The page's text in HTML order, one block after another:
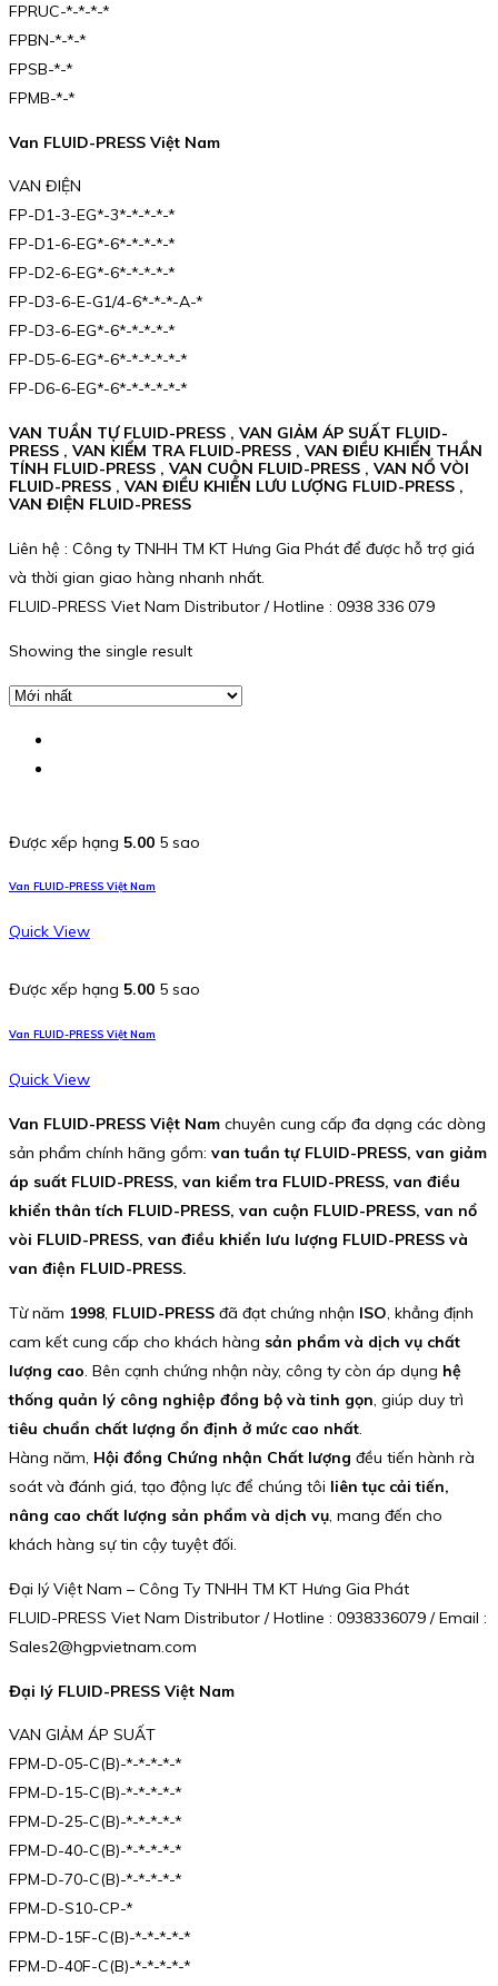
FPRUC-*-*-*-*
FPBN-*-*-*
FPSB-*-*
FPMB-*-*
Van FLUID-PRESS Việt Nam
VAN ĐIỆN
FP-D1-3-EG*-3*-*-*-*-*
FP-D1-6-EG*-6*-*-*-*-*
FP-D2-6-EG*-6*-*-*-*-*
FP-D3-6-E-G1/4-6*-*-*-A-*
FP-D3-6-EG*-6*-*-*-*-*
FP-D5-6-EG*-6*-*-*-*-*-*
FP-D6-6-EG*-6*-*-*-*-*-*
VAN TUẦN TỰ FLUID-PRESS , VAN GIẢM ÁP SUẤT FLUID-
PRESS , VAN KIỂM TRA FLUID-PRESS , VAN ĐIỀU KHIỂN THẦN
TÍNH FLUID-PRESS , VAN CUỘN FLUID-PRESS , VAN NỔ VÒI
FLUID-PRESS , VAN ĐIỀU KHIỂN LƯU LƯỢNG FLUID-PRESS ,
VAN ĐIỆN FLUID-PRESS
Liên hệ : Công ty TNHH TM KT Hưng Gia Phát để được hỗ trợ giá
và thời gian giao hàng nhanh nhất.
FLUID-PRESS Viet Nam Distributor / Hotline : 0938 336 079
Showing the single result
Được xếp hạng 5.00 5 sao
Van FLUID-PRESS Việt Nam
Quick View
Được xếp hạng 5.00 5 sao
Van FLUID-PRESS Việt Nam
Quick View
Van FLUID-PRESS Việt Nam chuyên cung cấp đa dạng các dòng
sản phẩm chính hãng gồm: van tuần tự FLUID-PRESS, van giảm
áp suất FLUID-PRESS, van kiểm tra FLUID-PRESS, van điều
khiển thân tích FLUID-PRESS, van cuộn FLUID-PRESS, van nổ
vòi FLUID-PRESS, van điều khiển lưu lượng FLUID-PRESS và
van điện FLUID-PRESS.
Từ năm 1998, FLUID-PRESS đã đạt chứng nhận ISO, khẳng định
cam kết cung cấp cho khách hàng sản phẩm và dịch vụ chất
lượng cao. Bên cạnh chứng nhận này, công ty còn áp dụng hệ
thống quản lý công nghiệp đồng bộ và tinh gọn, giúp duy trì
tiêu chuẩn chất lượng ổn định ở mức cao nhất.
Hàng năm, Hội đồng Chứng nhận Chất lượng đều tiến hành rà
soát và đánh giá, tạo động lực để chúng tôi liên tục cải tiến,
nâng cao chất lượng sản phẩm và dịch vụ, mang đến cho
khách hàng sự tin cậy tuyệt đối.
Đại lý Việt Nam – Công Ty TNHH TM KT Hưng Gia Phát
FLUID-PRESS Viet Nam Distributor / Hotline : 0938336079 / Email :
Sales2@hgpvietnam.com
Đại lý FLUID-PRESS Việt Nam
VAN GIẢM ÁP SUẤT
FPM-D-05-C(B)-*-*-*-*-*
FPM-D-15-C(B)-*-*-*-*-*
FPM-D-25-C(B)-*-*-*-*-*
FPM-D-40-C(B)-*-*-*-*-*
FPM-D-70-C(B)-*-*-*-*-*
FPM-D-S10-CP-*
FPM-D-15F-C(B)-*-*-*-*-*
FPM-D-40F-C(B)-*-*-*-*-*